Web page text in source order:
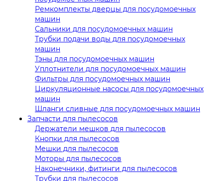
Ремкомплекты дверцы для посудомоечных
машин
Сальники для посудомоечных машин
Трубки подачи воды для посудомоечных
машин
Тэны для посудомоечных машин
Уплотнители для посудомоечных машин
Фильтры для посудомоечных машин
Циркуляционные насосы для посудомоечных
машин
Шланги сливные для посудомоечных машин
Запчасти для пылесосов
Держатели мешков для пылесосов
Кнопки для пылесосов
Мешки для пылесосов
Моторы для пылесосов
Наконечники, фитинги для пылесосов
Трубки для пылесосов